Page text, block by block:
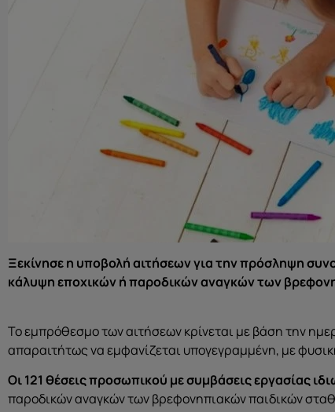
Ξεκίνησε η υποβολή αιτήσεων για την πρόσληψη
κάλυψη εποχικών ή παροδικών αναγκών των
Το εμπρόθεσμο των αιτήσεων κρίνεται με βάση την
απαραιτήτως να εμφανίζεται υπογεγραμμένη, με
Οι 121 θέσεις προσωπικού με συμβάσεις εργασίας
παροδικών αναγκών των βρεφονηπιακών παιδικών